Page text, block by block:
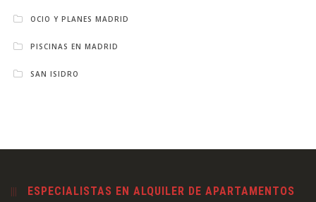
OCIO Y PLANES MADRID
PISCINAS EN MADRID
SAN ISIDRO
ESPECIALISTAS EN ALQUILER DE APARTAMENTOS